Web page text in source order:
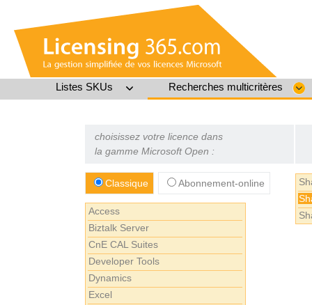
Listes SKUs Recherches multicritères
choisissez votre licence dans
la gamme Microsoft Open :
Classique Abonnement-online
Access
Biztalk Server
CnE CAL Suites
Developer Tools
Dynamics
Excel